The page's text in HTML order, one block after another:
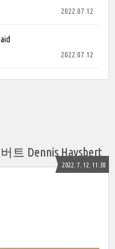
2022.07.12
2022.07.12
트 Dennis Haysbert
2022. 7. 12. 11:38